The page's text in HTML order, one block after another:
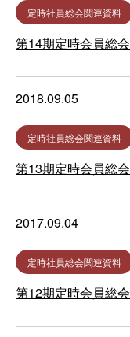
定時社員総会関連資料
第14期定時会員総会
2018.09.05
定時社員総会関連資料
第13期定時会員総会
2017.09.04
定時社員総会関連資料
第12期定時会員総会